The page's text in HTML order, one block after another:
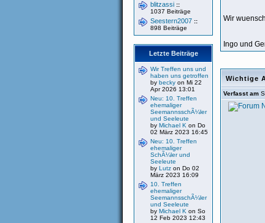
blitzassi ::
1037 Beiträge
Seestern2007 ::
898 Beiträge
Letzte Beiträge
Wir Treffen uns und
haben uns getroffen
by becky on Mi 22
Apr 2026 13:01
Neu: 10. Treffen
ehemaliger
SeemannsschÃ¼ler
und Seeleute
by Michael K on Do
02 März 2023 16:45
Neu: 10. Treffen
ehemaliger
SchÃ¼ler und
Seeleute
by Lutz on Do 02
März 2023 16:09
10. Treffen
ehemaliger
SeemannsschÃ¼ler
und Seeleute
by Michael K on So
12 Feb 2023 12:43
Wir
Ingo und
Wichtige
Verfasst am